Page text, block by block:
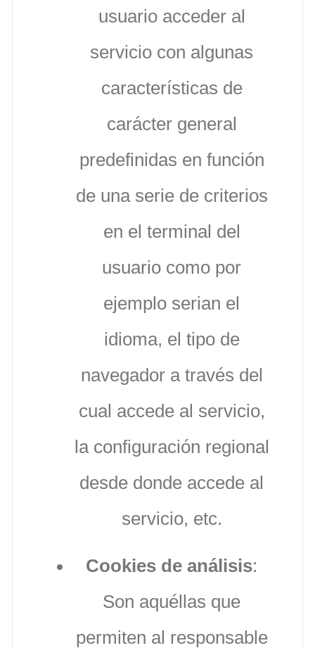
usuario acceder al
servicio con algunas
características de
carácter general
predefinidas en función
de una serie de criterios
en el terminal del
usuario como por
ejemplo serian el
idioma, el tipo de
navegador a través del
cual accede al servicio,
la configuración regional
desde donde accede al
servicio, etc.
Cookies de análisis:
Son aquéllas que
permiten al responsable